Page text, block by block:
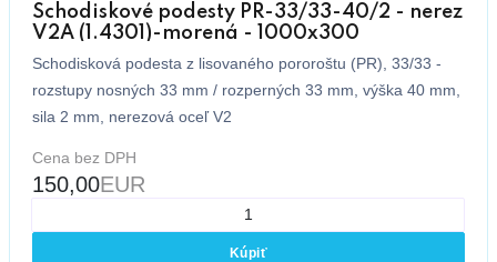
Schodiskové podesty PR-33/33-40/2 - nerez
V2A (1.4301)-morená - 1000x300
Schodisková podesta z lisovaného pororoštu (PR), 33/33 -
rozstupy nosných 33 mm / rozperných 33 mm, výška 40 mm,
sila 2 mm, nerezová oceľ V2
Cena bez DPH
150,00EUR
Kúpiť